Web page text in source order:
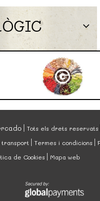
Tots els drets reservats
transport
Termes i condicions
de Cookies Mapa web